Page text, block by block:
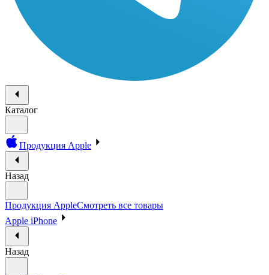
Каталог
Продукция Apple
Назад
Продукция AppleСмотреть все товары
Apple iPhone
Назад